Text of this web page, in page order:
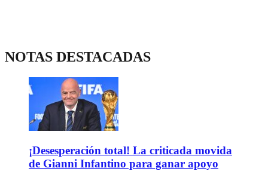
NOTAS DESTACADAS
¡Desesperación total! La criticada movida
de Gianni Infantino para ganar apoyo